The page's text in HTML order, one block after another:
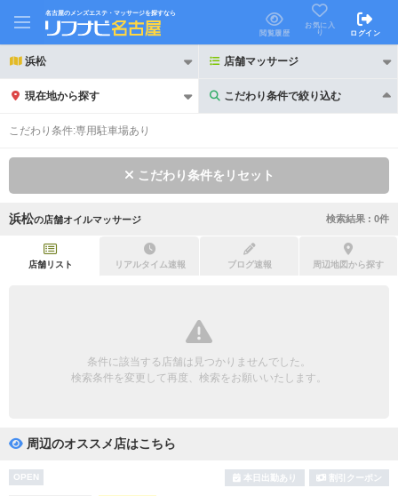
名古屋のメンズエステ・マッサージを探すなら
閲覧履歴
お気に入
り
ログイン
浜松 店舗マッサージ
現在地から探す こだわり条件で絞り込む
こだわり条件で絞り込む
初回割引あり リピーター割引あり
団体様歓迎
ペアルームあり
フットバスあり 岩盤浴あり
こだわり条件:専用駐車場あり
こだわり条件をリセット
浜松の店舗オイルマッサージ 検索結果 : 0件
店舗リスト リアルタイム速報 ブログ速報 周辺地図から探す
条件に該当する店舗は見つかりませんでした。
検索条件を変更して再度、検索をお願いいたします。
周辺のオススメ店はこちら
OPEN 本日出勤あり 割引クーポン